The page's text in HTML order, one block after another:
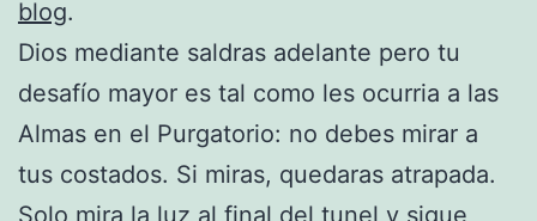
blog.
Dios mediante saldras adelante pero tu
desafío mayor es tal como les ocurria a las
Almas en el Purgatorio: no debes mirar a
tus costados. Si miras, quedaras atrapada.